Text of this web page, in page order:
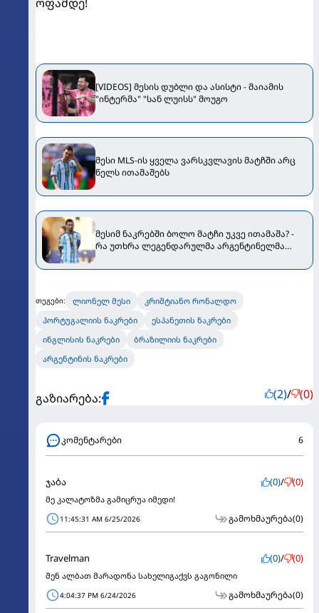
[VIDEOS] მესის დუბლი და ასისტი - მაიამის
"ინტერმა" "სან ლუისს" მოუგო
მესი MLS-ის ყველა ვარსკვლავის მატჩში არც
წელს ითამაშებს
მესიმ ნაკრებში ბოლო მატჩი უკვე ითამაშა? -
რა უთხრა ლეგენდარულმა არგენტინელმა
თეგები: ლიონელ მესი
კრიშტიანო რონალდო
პორტუგალიის ნაკრები
ესპანეთის ნაკრები
ინგლისის ნაკრები
ბრაზილიის ნაკრები
არგენტინის ნაკრები
გაზიარება: (2)/ (0)
კომენტარები 6
ჯაბა (0)/ (0)
მე კალატოზმა გამიცრუა იმედი!
11:45:31 AM 6/25/2026 გამოხმაურება(0)
Travelman (0)/ (0)
შენ ალბათ მარადონა სახელიგაქვს გაგონილი
4:04:37 PM 6/24/2026 გამოხმაურება(0)